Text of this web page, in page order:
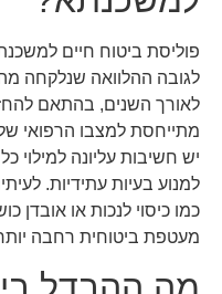
פוליסת ביטוח חיים
לגובה ההלוואה שנלקחה
לאורך השנים, בהתאם
מתייחסת למצבו הרפואי
יש חשיבות עליונה למילוי
למנוע בעיות עתידיות.
כמו כיסוי לנכות או אובדן
מעטפת ביטוחית רחבה